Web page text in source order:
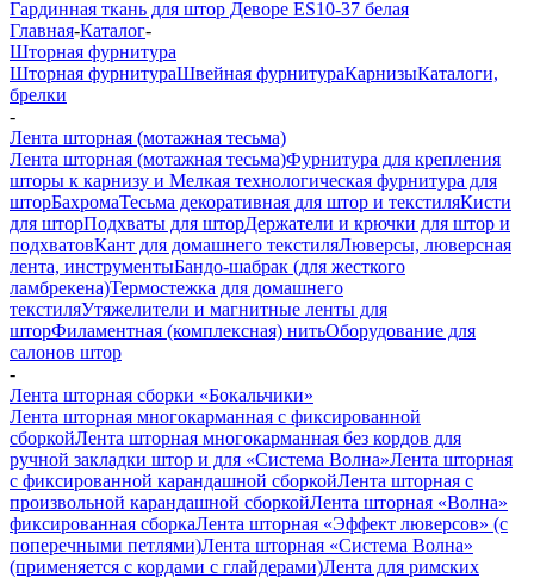
Гардинная ткань для штор Деворе ES10-37 белая
Главная-Каталог-
Шторная фурнитура
Шторная фурнитураШвейная фурнитураКарнизыКаталоги,
брелки
-
Лента шторная (мотажная тесьма)
Лента шторная (мотажная тесьма)Фурнитура для крепления
шторы к карнизу и Мелкая технологическая фурнитура для
шторБахромаТесьма декоративная для штор и текстиляКисти
для шторПодхваты для шторДержатели и крючки для штор и
подхватовКант для домашнего текстиляЛюверсы, люверсная
лента, инструментыБандо-шабрак (для жесткого
ламбрекена)Термостежка для домашнего
текстиляУтяжелители и магнитные ленты для
шторФиламентная (комплексная) нитьОборудование для
салонов штор
-
Лента шторная сборки «Бокальчики»
Лента шторная многокарманная с фиксированной
сборкойЛента шторная многокарманная без кордов для
ручной закладки штор и для «Система Волна»Лента шторная
с фиксированной карандашной сборкойЛента шторная с
произвольной карандашной сборкойЛента шторная «Волна»
фиксированная сборкаЛента шторная «Эффект люверсов» (с
поперечными петлями)Лента шторная «Система Волна»
(применяется с кордами с глайдерами)Лента для римских